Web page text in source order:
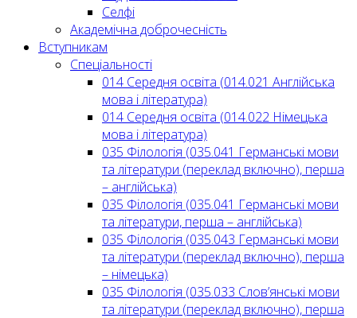
Селфі
Академічна доброчесність
Вступникам
Спеціальності
014 Середня освіта (014.021 Англійська
мова і література)
014 Середня освіта (014.022 Німецька
мова і література)
035 Філологія (035.041 Германські мови
та літератури (переклад включно), перша
– англійська)
035 Філологія (035.041 Германські мови
та літератури, перша – англійська)
035 Філологія (035.043 Германські мови
та літератури (переклад включно), перша
– німецька)
035 Філологія (035.033 Слов’янські мови
та літератури (переклад включно), перша